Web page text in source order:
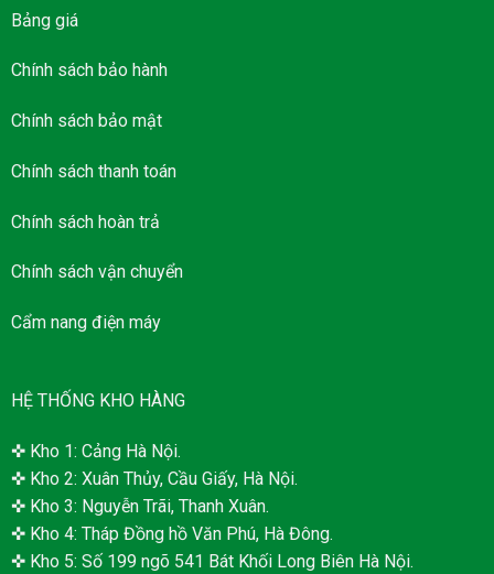
Bảng giá
Chính sách bảo hành
Chính sách bảo mật
Chính sách thanh toán
Chính sách hoàn trả
Chính sách vận chuyển
Cẩm nang điện máy
HỆ THỐNG KHO HÀNG
✜ Kho 1: Cảng Hà Nội.
✜ Kho 2: Xuân Thủy, Cầu Giấy, Hà Nội.
✜ Kho 3: Nguyễn Trãi, Thanh Xuân.
✜ Kho 4: Tháp Đồng hồ Văn Phú, Hà Đông.
✜ Kho 5: Số 199 ngõ 541 Bát Khối Long Biên Hà Nội.